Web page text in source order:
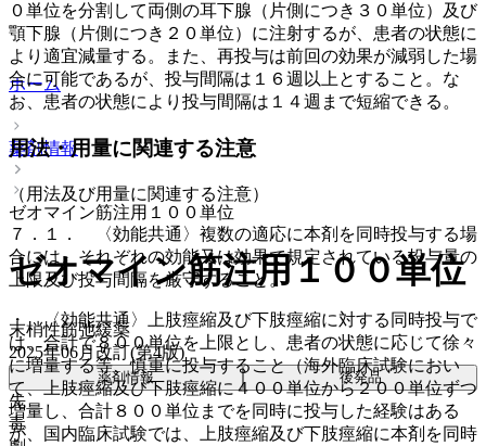
０単位を分割して両側の耳下腺（片側につき３０単位）及び
顎下腺（片側につき２０単位）に注射するが、患者の状態に
より適宜減量する。また、再投与は前回の効果が減弱した場
合に可能であるが、投与間隔は１６週以上とすること。な
お、患者の状態により投与間隔は１４週まで短縮できる。
用法・用量に関連する注意
（用法及び用量に関連する注意）
７．１． 〈効能共通〉複数の適応に本剤を同時投与する場
合には、それぞれの効能又は効果で規定されている投与量の
上限及び投与間隔を厳守すること。
・ 〈効能共通〉上肢痙縮及び下肢痙縮に対する同時投与で
は、合計で８００単位を上限とし、患者の状態に応じて徐々
に増量する等、慎重に投与すること（海外臨床試験におい
て、上肢痙縮及び下肢痙縮に４００単位から２００単位ずつ
増量し、合計８００単位までを同時に投与した経験はある
が、国内臨床試験では、上肢痙縮及び下肢痙縮に本剤を同時
ホーム
薬剤情報
ゼオマイン筋注用１００単位
ゼオマイン筋注用１００単位
末梢性筋弛緩薬
2025年06月改訂(第4版)
薬剤情報 後発品
先
毒